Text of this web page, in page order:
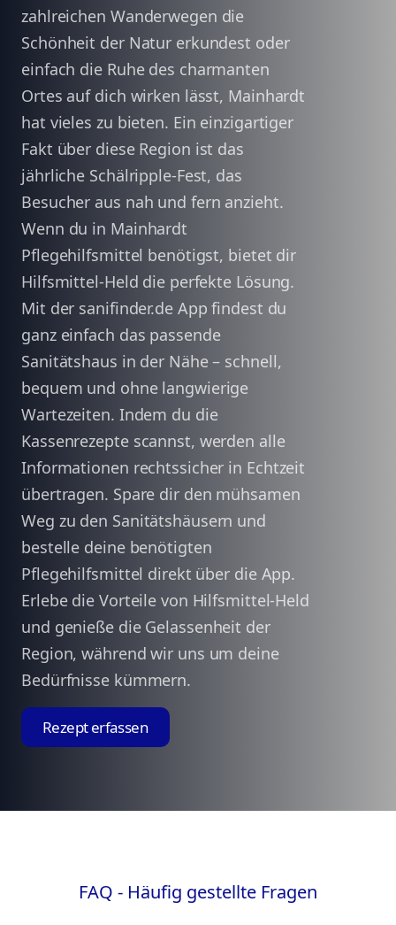
zahlreichen Wanderwegen die
Schönheit der Natur erkundest oder
einfach die Ruhe des charmanten
Ortes auf dich wirken lässt, Mainhardt
hat vieles zu bieten. Ein einzigartiger
Fakt über diese Region ist das
jährliche Schälripple-Fest, das
Besucher aus nah und fern anzieht.
Wenn du in Mainhardt
Pflegehilfsmittel benötigst, bietet dir
Hilfsmittel-Held die perfekte Lösung.
Mit der sanifinder.de App findest du
ganz einfach das passende
Sanitätshaus in der Nähe – schnell,
bequem und ohne langwierige
Wartezeiten. Indem du die
Kassenrezepte scannst, werden alle
Informationen rechtssicher in Echtzeit
übertragen. Spare dir den mühsamen
Weg zu den Sanitätshäusern und
bestelle deine benötigten
Pflegehilfsmittel direkt über die App.
Erlebe die Vorteile von Hilfsmittel-Held
und genieße die Gelassenheit der
Region, während wir uns um deine
Bedürfnisse kümmern.
Rezept erfassen
FAQ - Häufig gestellte Fragen